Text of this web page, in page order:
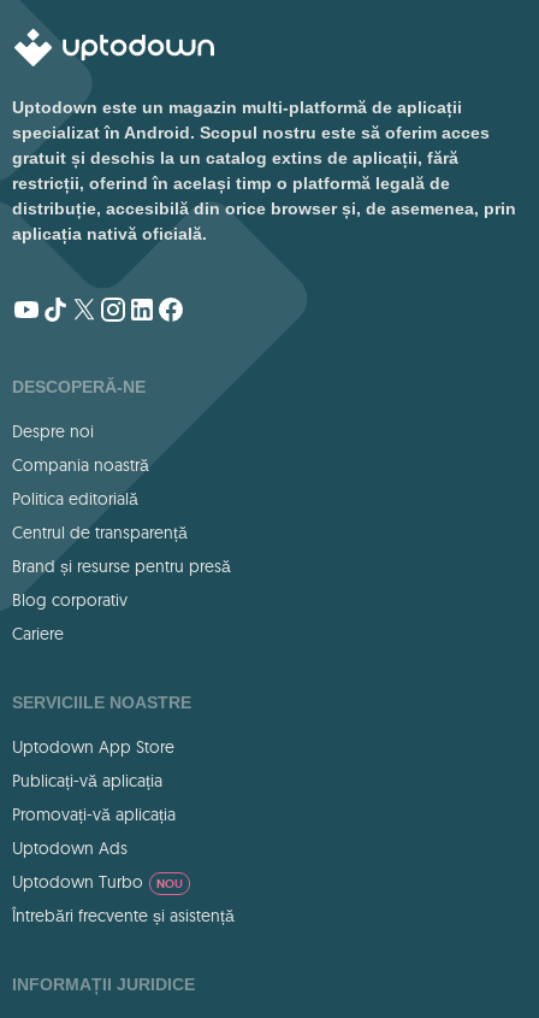
Uptodown este un magazin multi-platformă de aplicații
specializat în Android. Scopul nostru este să oferim acces
gratuit și deschis la un catalog extins de aplicații, fără
restricții, oferind în același timp o platformă legală de
distribuție, accesibilă din orice browser și, de asemenea, prin
aplicația nativă oficială.
DESCOPERĂ-NE
Despre noi
Compania noastră
Politica editorială
Centrul de transparență
Brand și resurse pentru presă
Blog corporativ
Cariere
SERVICIILE NOASTRE
Uptodown App Store
Publicați-vă aplicația
Promovați-vă aplicația
Uptodown Ads
Uptodown Turbo
NOU
Întrebări frecvente și asistență
INFORMAȚII JURIDICE